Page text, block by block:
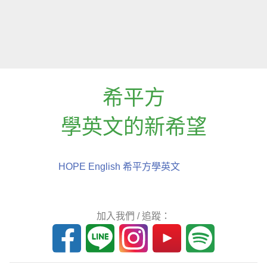
希平方
學英文的新希望
HOPE English 希平方學英文
加入我們 / 追蹤：